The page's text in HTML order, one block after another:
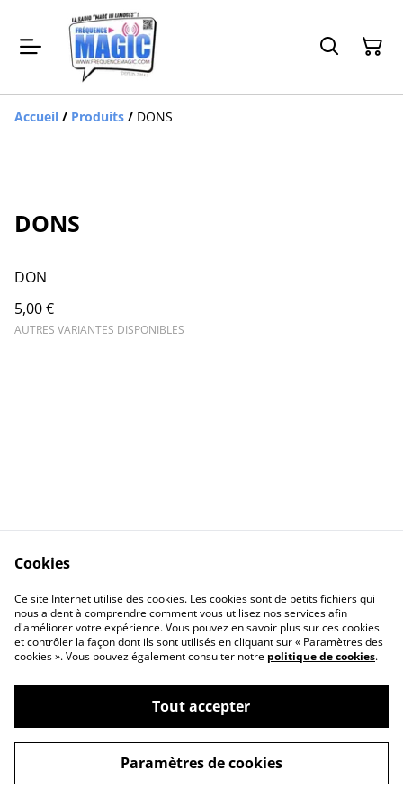
Accueil / Produits / DONS
DONS
DON
5,00 €
AUTRES VARIANTES DISPONIBLES
Contact Us
Legal Terms
Privacy Policy
Cookie Policy
©2026MAGIC BOUTIQUE by Frequence Magic
powered by
Cookies
Ce site Internet utilise des cookies. Les cookies sont de petits fichiers qui
nous aident à comprendre comment vous utilisez nos services afin
d'améliorer votre expérience. Vous pouvez en savoir plus sur ces cookies
et contrôler la façon dont ils sont utilisés en cliquant sur « Paramètres des
cookies ». Vous pouvez également consulter notre politique de cookies.
Tout accepter
Paramètres de cookies